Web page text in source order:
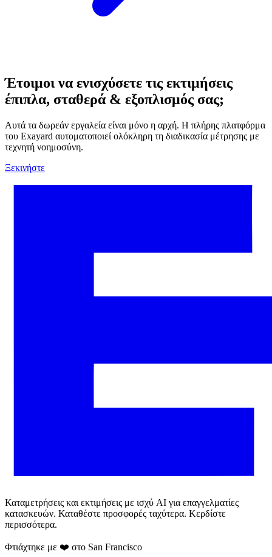
Έτοιμοι να ενισχύσετε τις εκτιμήσεις
έπιπλα, σταθερά & εξοπλισμός σας;
Αυτά τα δωρεάν εργαλεία είναι μόνο η αρχή. Η πλήρης πλατφόρμα
του Exayard αυτοματοποιεί ολόκληρη τη διαδικασία μέτρησης με
τεχνητή νοημοσύνη.
Ξεκινήστε
Καταμετρήσεις και εκτιμήσεις με ισχύ AI για επαγγελματίες
κατασκευών. Καταθέστε προσφορές ταχύτερα. Κερδίστε
περισσότερα.
Φτιάχτηκε με ❤️ στο San Francisco